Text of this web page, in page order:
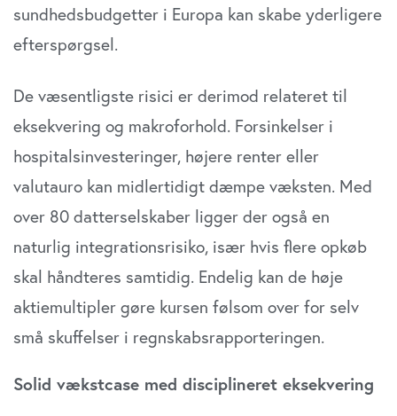
sundhedsbudgetter i Europa kan skabe yderligere
efterspørgsel.
De væsentligste risici er derimod relateret til
eksekvering og makroforhold. Forsinkelser i
hospitalsinvesteringer, højere renter eller
valutauro kan midlertidigt dæmpe væksten. Med
over 80 datterselskaber ligger der også en
naturlig integrationsrisiko, især hvis flere opkøb
skal håndteres samtidig. Endelig kan de høje
aktiemultipler gøre kursen følsom over for selv
små skuffelser i regnskabsrapporteringen.
Solid vækstcase med disciplineret eksekvering